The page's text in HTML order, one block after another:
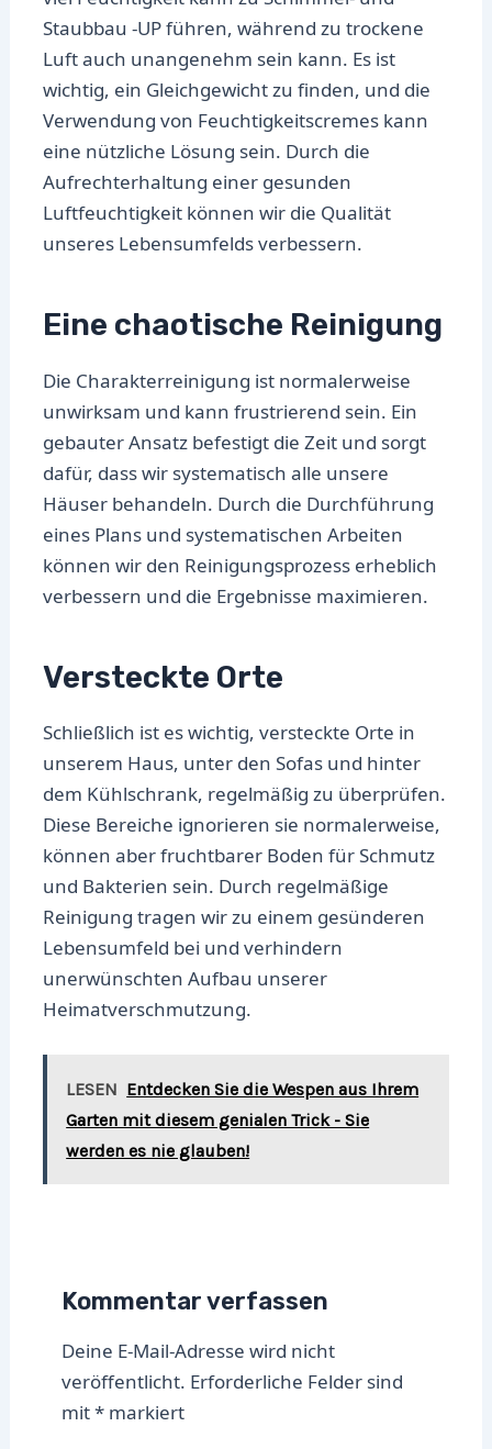
Staubbau -UP führen, während zu trockene
Luft auch unangenehm sein kann. Es ist
wichtig, ein Gleichgewicht zu finden, und die
Verwendung von Feuchtigkeitscremes kann
eine nützliche Lösung sein. Durch die
Aufrechterhaltung einer gesunden
Luftfeuchtigkeit können wir die Qualität
unseres Lebensumfelds verbessern.
Eine chaotische Reinigung
Die Charakterreinigung ist normalerweise
unwirksam und kann frustrierend sein. Ein
gebauter Ansatz befestigt die Zeit und sorgt
dafür, dass wir systematisch alle unsere
Häuser behandeln. Durch die Durchführung
eines Plans und systematischen Arbeiten
können wir den Reinigungsprozess erheblich
verbessern und die Ergebnisse maximieren.
Versteckte Orte
Schließlich ist es wichtig, versteckte Orte in
unserem Haus, unter den Sofas und hinter
dem Kühlschrank, regelmäßig zu überprüfen.
Diese Bereiche ignorieren sie normalerweise,
können aber fruchtbarer Boden für Schmutz
und Bakterien sein. Durch regelmäßige
Reinigung tragen wir zu einem gesünderen
Lebensumfeld bei und verhindern
unerwünschten Aufbau unserer
Heimatverschmutzung.
LESEN Entdecken Sie die Wespen aus Ihrem
Garten mit diesem genialen Trick - Sie
werden es nie glauben!
Kommentar verfassen
Deine E-Mail-Adresse wird nicht
veröffentlicht. Erforderliche Felder sind
mit* markiert